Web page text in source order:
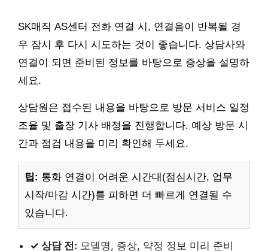
SK매직 AS센터 전화 연결 시, 연결음이 반복될 경
우 잠시 후 다시 시도하는 것이 좋습니다. 상담사와
연결이 되면 준비된 정보를 바탕으로 증상을 설명하
세요.
상담원은 접수된 내용을 바탕으로 방문 서비스 일정
조율 및 출장 기사 배정을 진행합니다. 예상 방문 시
간과 점검 내용을 미리 확인해 두세요.
팁: 통화 연결이 어려운 시간대(점심시간, 업무
시작/마감 시간)를 피하면 더 빠르게 연결될 수
있습니다.
✓ 상담 전: 모델명, 증상, 약정 정보 미리 준비